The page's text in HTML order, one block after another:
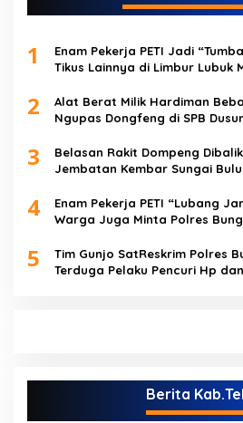
1
Enam Pekerja PETI Jadi
Tikus Lainnya di Limbur Lubuk
2
Alat Berat Milik Hardiman
Ngupas Dongfeng di SPB
3
Belasan Rakit Dompeng
Jembatan Kembar Sungai
4
Enam Pekerja PETI “Lubang
Warga Juga Minta Polres
5
Tim Gunjo SatReskrim Polres
Terduga Pelaku Pencuri Hp
Berita